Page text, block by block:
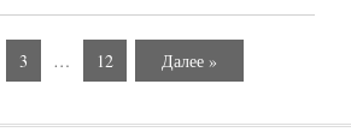
3 … 12 Далее »